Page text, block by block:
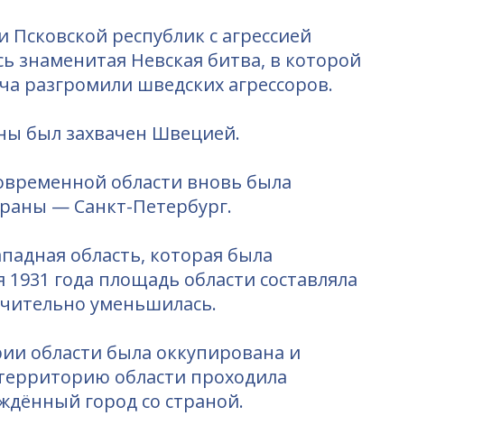
республик с агрессией
знаменитая Невская битва, в которой
разгромили шведских агрессоров.
был захвачен Швецией.
области вновь была
— Санкт-Петербург.
область, которая была
года площадь области составляла
уменьшилась.
области была оккупирована и
области проходила
город со страной.